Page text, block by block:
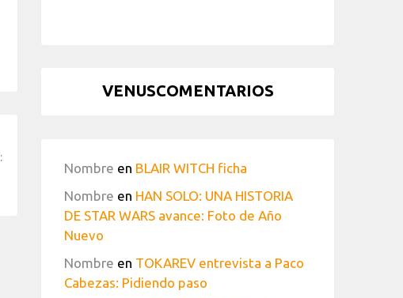
VENUSCOMENTARIOS
Nombre en BLAIR WITCH ficha
Nombre en HAN SOLO: UNA HISTORIA
DE STAR WARS avance: Foto de Año
Nuevo
Nombre en TOKAREV entrevista a Paco
Cabezas: Pidiendo paso